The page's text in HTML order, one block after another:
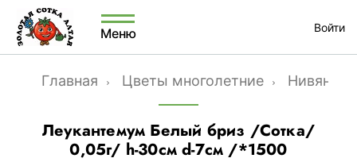
Меню Войти
Главная Цветы многолетние
Леукантемум Белый бриз /Сотка/
0,05г/ h-30см d-7см /*1500